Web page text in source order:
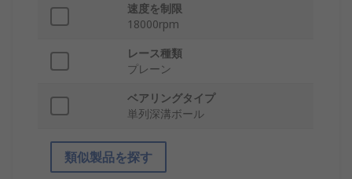
速度を制限
18000rpm
レース種類
プレーン
ベアリングタイプ
単列深溝ボール
類似製品を探す